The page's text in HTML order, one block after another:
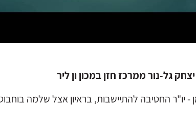
גל-נור ממרכז חזן במכון ון ליר
החטיבה להתיישבות, בראיון אצל שלמה בוחבוט